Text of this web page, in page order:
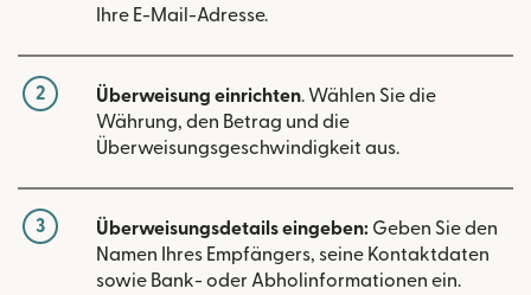
Ihre E-Mail-Adresse.
2 Überweisung einrichten. Wählen Sie die
Währung, den Betrag und die
Überweisungsgeschwindigkeit aus.
3 Überweisungsdetails eingeben: Geben Sie den
Namen Ihres Empfängers, seine Kontaktdaten
sowie Bank- oder Abholinformationen ein.